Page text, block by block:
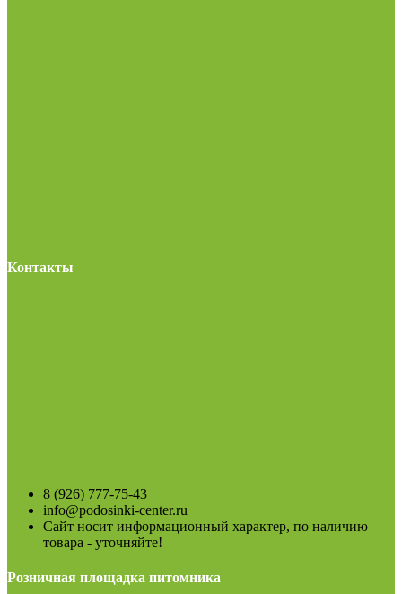
Контакты
8 (926) 777-75-43
info@podosinki-center.ru
Сайт носит информационный характер, по наличию
товара - уточняйте!
Розничная площадка питомника